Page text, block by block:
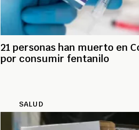
21 personas han muerto en
por consumir fentanilo
SALUD